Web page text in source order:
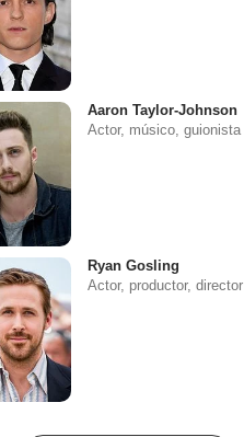
Aaron Taylor-Johnson
Actor, músico, guionista
Ryan Gosling
Actor, productor, director